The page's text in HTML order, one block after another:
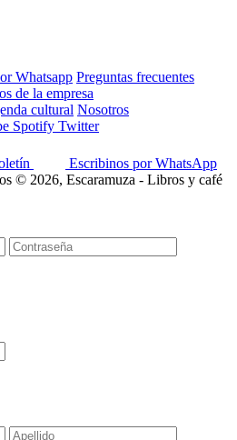
Whatsapp Preguntas frecuentes
de la empresa
cultural Nosotros
Spotify Twitter
Escribinos por WhatsApp
© 2026, Escaramuza - Libros y café